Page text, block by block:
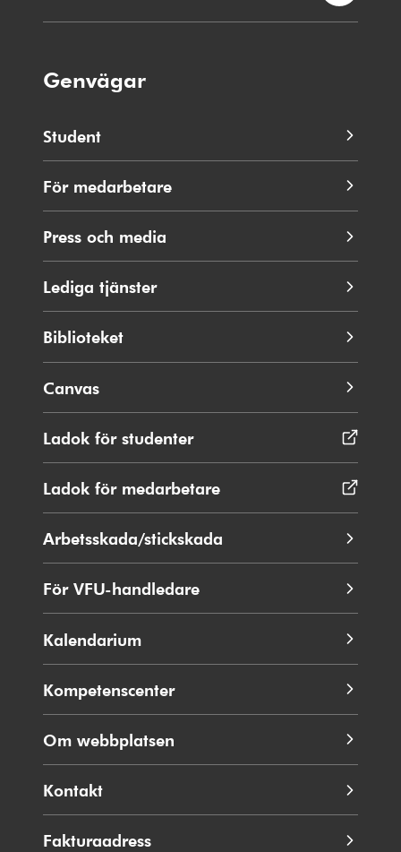
Genvägar
Student
För medarbetare
Press och media
Lediga tjänster
Biblioteket
Canvas
Ladok för studenterÖppnas
i
fönster
Ladok för medarbetare
i
fönster
Arbetsskada/stickskada
För VFU-handledare
Kalendarium
Kompetenscenter
Om webbplatsen
Kontakt
Fakturaadress